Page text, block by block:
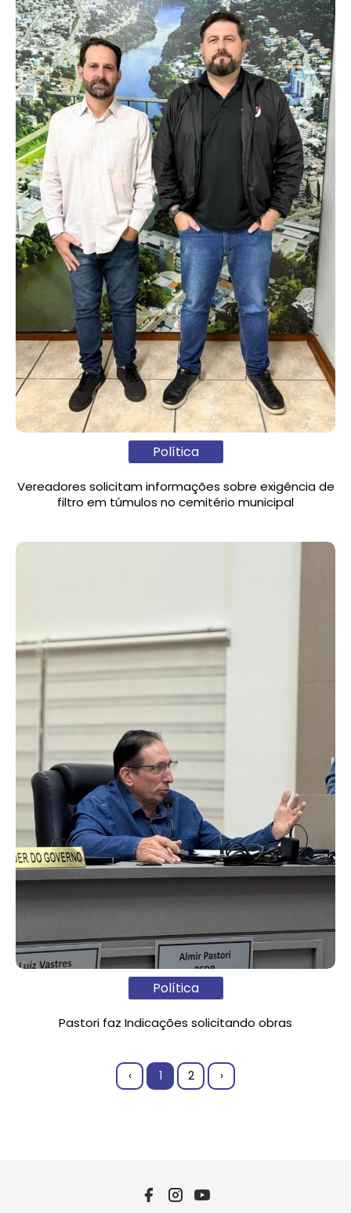
Política
Vereadores solicitam informações sobre exigência de
filtro em túmulos no cemitério municipal
Política
Pastori faz Indicações solicitando obras
‹ 1 2 ›